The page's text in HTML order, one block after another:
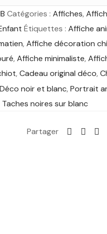
Catégories : Affiches,
Étiquettes : Affiche
, Affiche décoration
, Affiche minimaliste,
, Cadeau original déco,
Déco noir et blanc, Portrait
Taches noires sur blanc
Partager